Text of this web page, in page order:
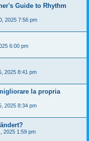
Guide to Rhythm
2025 7:56 pm
6:00 pm
2025 8:41 pm
la propria
2025 8:34 pm
2025 1:59 pm